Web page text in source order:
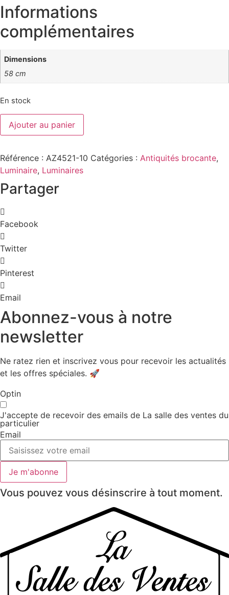
Informations
complémentaires
Dimensions
58 cm
En stock
quantité
de
Paire
à
pétrole
en
Opaline
XIXe
Ajouter au panier
Référence : AZ4521-10 Catégories : Antiquités brocante,
Luminaire, Luminaires
Partager
Facebook
Twitter
Pinterest
Email
Abonnez-vous à notre
newsletter
Ne ratez rien et inscrivez vous pour recevoir les actualités
et les offres spéciales. 🚀​
Optin
J'accepte de recevoir des emails de La salle des ventes du
particulier
Email
Je m'abonne
Vous pouvez vous désinscrire à tout moment.